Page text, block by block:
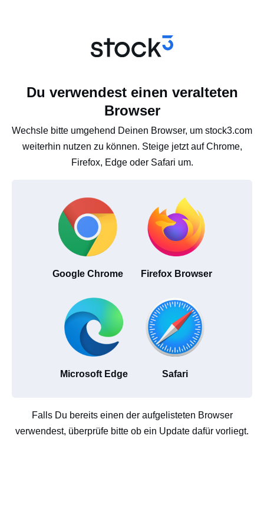
Du verwendest einen veralteten
Browser
Wechsle bitte umgehend Deinen Browser, um stock3.com
weiterhin nutzen zu können. Steige jetzt auf Chrome,
Firefox, Edge oder Safari um.
Google Chrome Firefox Browser
Microsoft Edge Safari
Falls Du bereits einen der aufgelisteten Browser
verwendest, überprüfe bitte ob ein Update dafür vorliegt.